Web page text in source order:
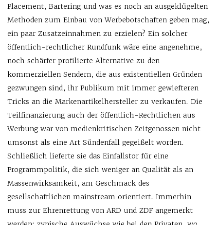
Placement, Bartering und was es noch an ausgeklügelten
Methoden zum Einbau von Werbebotschaften geben mag,
ein paar Zusatzeinnahmen zu erzielen? Ein solcher
öffentlich-rechtlicher Rundfunk wäre eine angenehme,
noch schärfer profilierte Alternative zu den
kommerziellen Sendern, die aus existentiellen Gründen
gezwungen sind, ihr Publikum mit immer gewiefteren
Tricks an die Markenartikelhersteller zu verkaufen. Die
Teilfinanzierung auch der öffentlich-Rechtlichen aus
Werbung war von medienkritischen Zeitgenossen nicht
umsonst als eine Art Sündenfall gegeißelt worden.
Schließlich lieferte sie das Einfallstor für eine
Programmpolitik, die sich weniger an Qualität als an
Massenwirksamkeit, am Geschmack des
gesellschaftlichen mainstream orientiert. Immerhin
muss zur Ehrenrettung von ARD und ZDF angemerkt